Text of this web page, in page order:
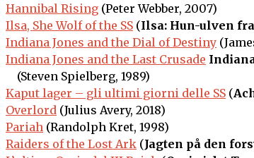
Hannibal Rising (Peter Webber, 2007)
Ilsa, She Wolf of the SS (Ilsa: Hun-ulven fra
Indiana Jones and the Dial of Destiny
Indiana Jones and the Last Crusade
(Steven Spielberg, 1989)
Kaput lager – gli ultimi giorni delle SS (
Overlord (Julius Avery, 2018)
Pariah (Randolph Kret, 1998)
Raiders of the Lost Ark (Jagten på den